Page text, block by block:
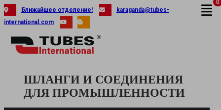
Skip
to
content
Ближайшее отделение!
karaganda@tubes-
international.com
ШЛАНГИ И СОЕДИНЕНИЯ
ДЛЯ ПРОМЫШЛЕННОСТИ
0